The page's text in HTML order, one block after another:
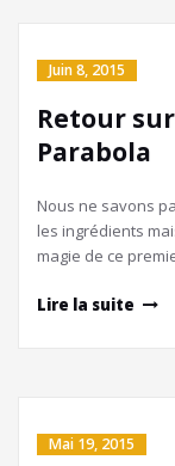
Juin 8, 2015
Retour
Parabola
Nous ne savons
les ingrédients
magie de ce
Lire la suite
Mai 19, 2015